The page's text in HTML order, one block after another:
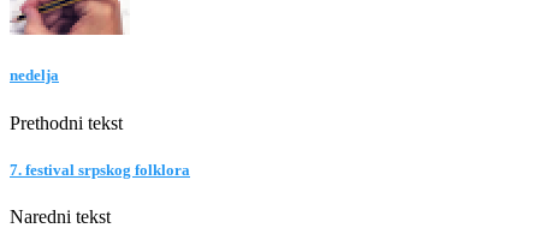
nedelja
Prethodni tekst
7. festival srpskog folklora
Naredni tekst